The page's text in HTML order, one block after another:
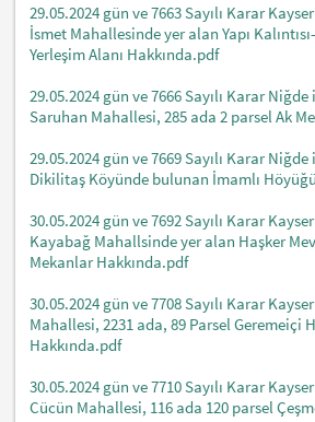
29.05.2024 gün ve 7663 Sayılı Karar
İsmet Mahallesinde yer alan Yapı
Yerleşim Alanı Hakkında.pdf
29.05.2024 gün ve 7666 Sayılı Karar
Saruhan Mahallesi, 285 ada 2 parsel Ak
29.05.2024 gün ve 7669 Sayılı Karar
Dikilitaş Köyünde bulunan İmamlı
30.05.2024 gün ve 7692 Sayılı Karar
Kayabağ Mahallsinde yer alan Haşker
Mekanlar Hakkında.pdf
30.05.2024 gün ve 7708 Sayılı Karar
Mahallesi, 2231 ada, 89 Parsel Geremeiçi
Hakkında.pdf
30.05.2024 gün ve 7710 Sayılı Karar
Cücün Mahallesi, 116 ada 120 parsel